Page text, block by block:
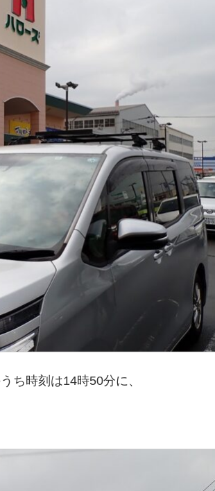
ち時刻は14時50分に、